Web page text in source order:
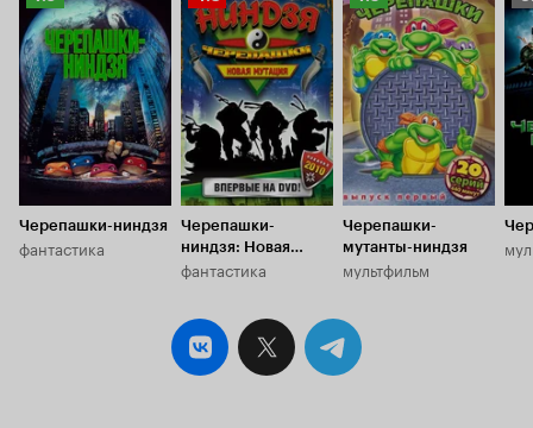
серий, ведь
10
Кинопоиска
7.0
Черепашки-ниндзя
фантастика
Кинопоиска
4.8
Черепашки-
ниндзя: Новая
мутация
фантастика
Кинопоиска
7.9
Черепашки-
мутанты-ниндзя
мультфильм